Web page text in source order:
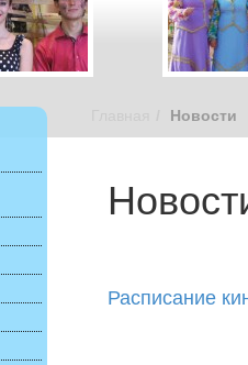
Новости
Расписание